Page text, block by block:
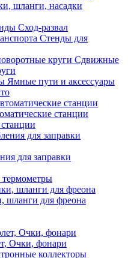
шланги, насадки
Сход-развал
Стенды для
Сдвижные
Ямные пути и аксессуары
станции
для заправки
шланги для фреона
Очки, фонари